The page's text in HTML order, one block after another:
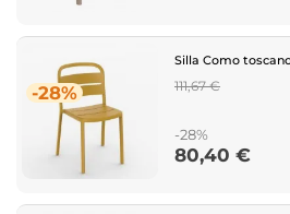
-28%
Silla Como
Regular
111,67 €
-28%
Price
80,40 €